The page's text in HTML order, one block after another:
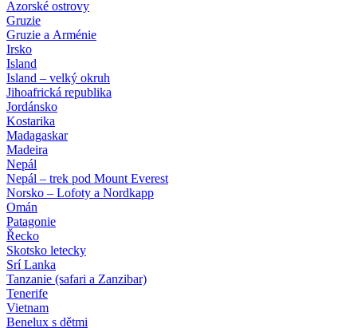
Azorské ostrovy
Gruzie
Gruzie a Arménie
Irsko
Island
Island – velký okruh
Jihoafrická republika
Jordánsko
Kostarika
Madagaskar
Madeira
Nepál
Nepál – trek pod Mount Everest
Norsko – Lofoty a Nordkapp
Omán
Patagonie
Řecko
Skotsko letecky
Srí Lanka
Tanzanie (safari a Zanzibar)
Tenerife
Vietnam
Benelux s dětmi